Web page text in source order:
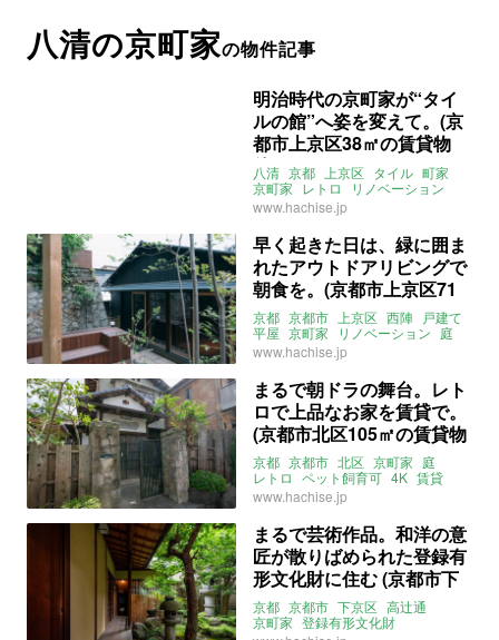
八清の京町家の物件記事
明治時代の京町家が“タイ
ルの館”へ姿を変えて。(京
都市上京区38㎡の賃貸物
件)
八清 京都 上京区 タイル 町家
京町家 レトロ
リノベーション
賃貸
www.hachise.jp
早く起きた日は、緑に囲ま
れたアウトドアリビングで
朝食を。(京都市上京区71
㎡の賃貸物件)
京都 京都市 上京区 西陣 戸建て
平屋 京町家 リノベーション 庭
ウッドデッキ 床暖房
賃貸
www.hachise.jp
まるで朝ドラの舞台。レト
ロで上品なお家を賃貸で。
(京都市北区105㎡の賃貸物
件)
京都 京都市 北区 京町家 庭
レトロ ペット飼育可 4K 賃貸
八清 賃貸
www.hachise.jp
まるで芸術作品。和洋の意
匠が散りばめられた登録有
形文化財に住む (京都市下
京区213㎡の賃貸物件)
京都 京都市 下京区 高辻通
京町家 登録有形文化財